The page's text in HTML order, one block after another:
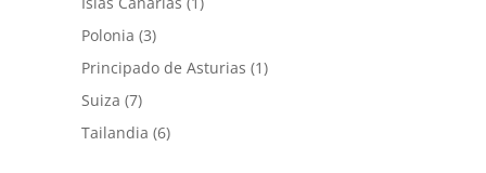
Polonia (3)
Principado de Asturias (1)
Suiza (7)
Tailandia (6)